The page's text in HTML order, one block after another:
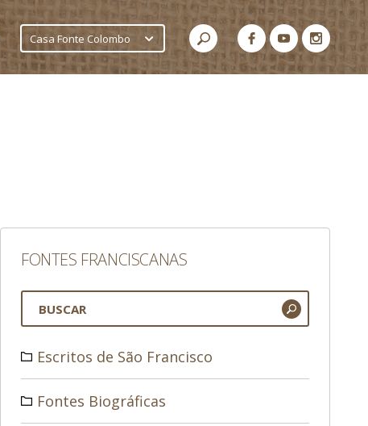
Casa Fonte Colombo
FONTES FRANCISCANAS
Escritos de São Francisco
Fontes Biográficas